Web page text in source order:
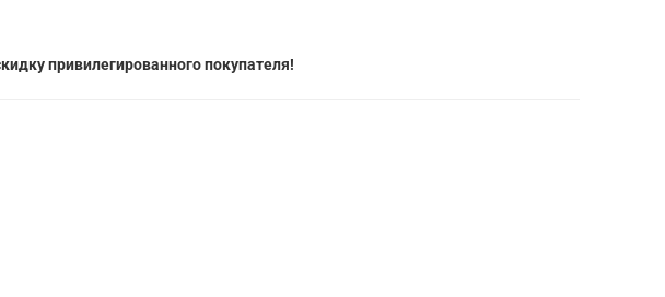
привилегированного покупателя!